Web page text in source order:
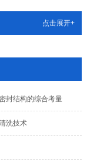
点击展开+
封结构的综合考量
洗技术